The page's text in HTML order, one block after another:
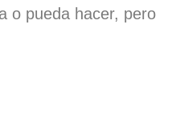
o pueda hacer, pero